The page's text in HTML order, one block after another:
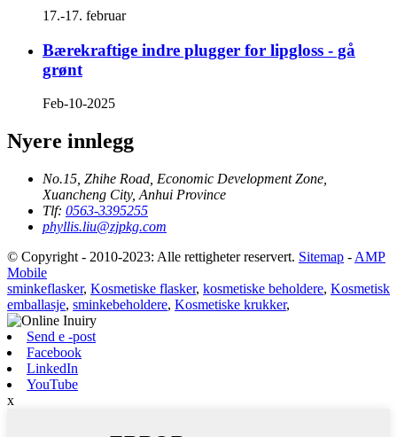
17.-17. februar
Bærekraftige indre plugger for lipgloss - gå
grønt
Feb-10-2025
Nyere innlegg
No.15, Zhihe Road, Economic Development Zone,
Xuancheng City, Anhui Province
Tlf: 0563-3395255
phyllis.liu@zjpkg.com
© Copyright - 2010-2023: Alle rettigheter reservert. Sitemap - AMP
Mobile
sminkeflasker, Kosmetiske flasker, kosmetiske beholdere, Kosmetisk
emballasje, sminkebeholdere, Kosmetiske krukker,
Send e -post
Facebook
LinkedIn
YouTube
x